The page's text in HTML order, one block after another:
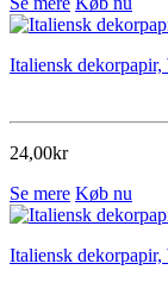
Italiensk
24,00kr
Se mere Køb nu
Italiensk dekorpapir,